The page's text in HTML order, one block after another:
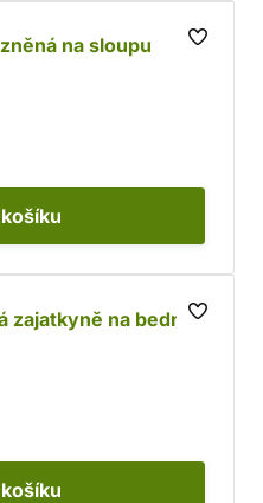
na sloupu
zajatkyně na bedně